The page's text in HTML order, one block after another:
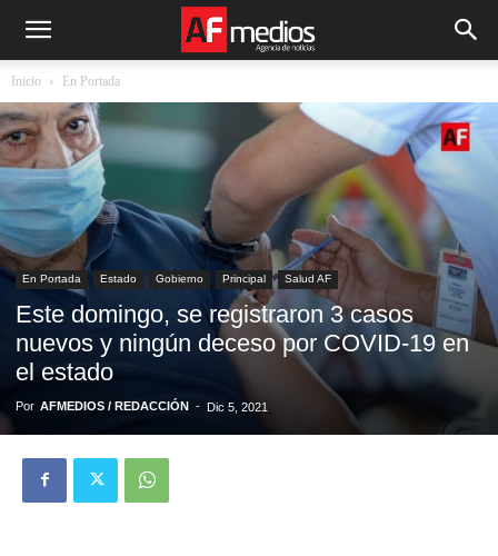
Inicio En Portada
En Portada Estado Gobierno Principal Salud AF
Este domingo, se registraron 3 casos
nuevos y ningún deceso por COVID-19 en
el estado
Por AFMEDIOS / REDACCIÓN - Dic 5, 2021